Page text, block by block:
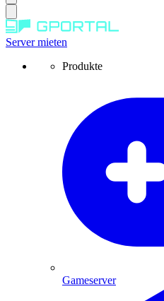
Server mieten
Produkte
Gameserver